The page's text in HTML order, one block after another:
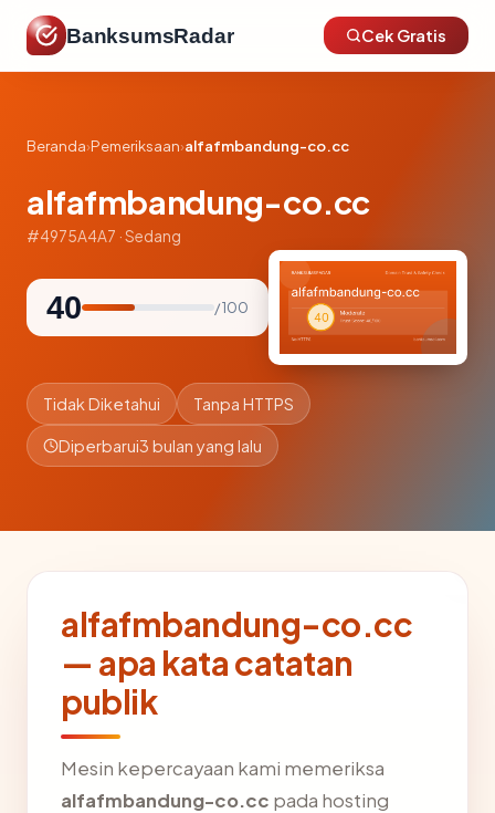
BanksumsRadar Cek Gratis
Beranda›Pemeriksaan›alfafmbandung-co.cc
alfafmbandung-co.cc
#4975A4A7 · Sedang
40 / 100
Tidak Diketahui Tanpa HTTPS
Diperbarui3 bulan yang lalu
alfafmbandung-co.cc
— apa kata catatan
publik
Mesin kepercayaan kami memeriksa
alfafmbandung-co.cc pada hosting